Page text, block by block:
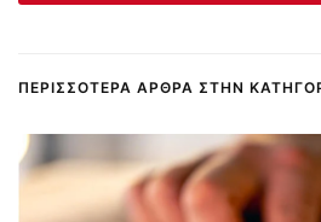
ΠΕΡΙΣΣΌΤΕΡΑ ΆΡΘΡΑ ΣΤΗΝ